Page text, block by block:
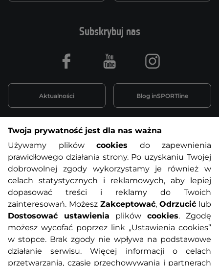
Informacje o zakupach
O nas Regulamin sklepu
Polityka prywatności Koszty przesyłek
Metody płatności Program lojalnościowy
Usługi dodatkowe Reklamacje i serwis
Subskrybuj nas
Aktualności Blog inSPORTline
Facebook Youtube Instagram
Twoja prywatność jest dla nas ważna
Używamy plików cookies do zapewnienia
prawidłowego działania strony. Po uzyskaniu Twojej
dobrowolnej zgody wykorzystamy je również w
celach statystycznych i reklamowych, aby lepiej
dopasować treści i reklamy do Twoich
zainteresowań. Możesz Zakceptować, Odrzucić lub
Dostosować ustawienia plików cookies. Zgodę
możesz wycofać poprzez link „Ustawienia cookies”
w stopce. Brak zgody nie wpływa na podstawowe
działanie serwisu. Więcej informacji o celach
przetwarzania, czasie przechowywania i partnerach